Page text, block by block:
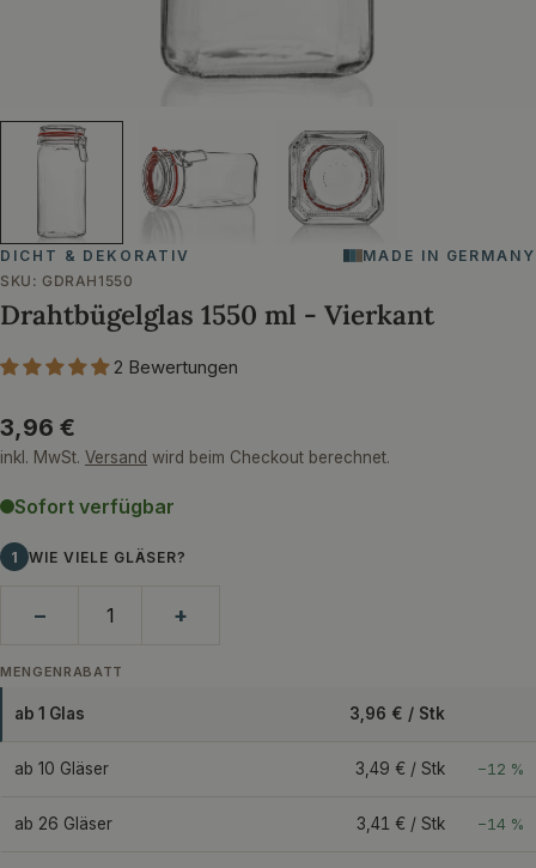
DICHT & DEKORATIV
MADE IN GERMANY
SKU: GDRAH1550
Drahtbügelglas 1550 ml - Vierkant
2 Bewertungen
Regulärer
Preis
3,96 €
inkl. MwSt. Versand wird beim Checkout berechnet.
Sofort verfügbar
1 WIE VIELE GLÄSER?
− +
MENGENRABATT
ab 1 Glas 3,96 € / Stk
ab 10 Gläser 3,49 € / Stk −12 %
ab 26 Gläser 3,41 € / Stk −14 %